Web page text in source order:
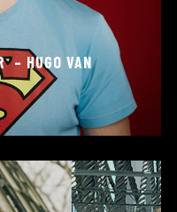
– HUGO VAN